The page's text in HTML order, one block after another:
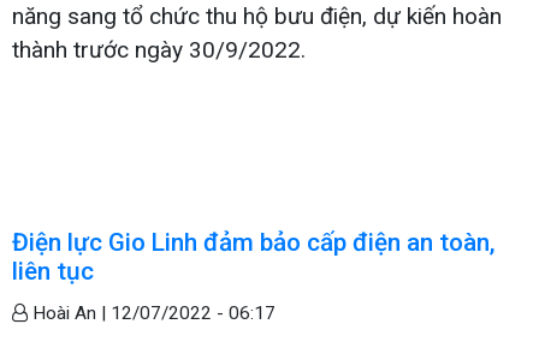
năng sang tổ chức thu hộ bưu điện, dự kiến hoàn
thành trước ngày 30/9/2022.
Điện lực Gio Linh đảm bảo cấp điện an toàn,
liên tục
Hoài An | 12/07/2022 - 06:17